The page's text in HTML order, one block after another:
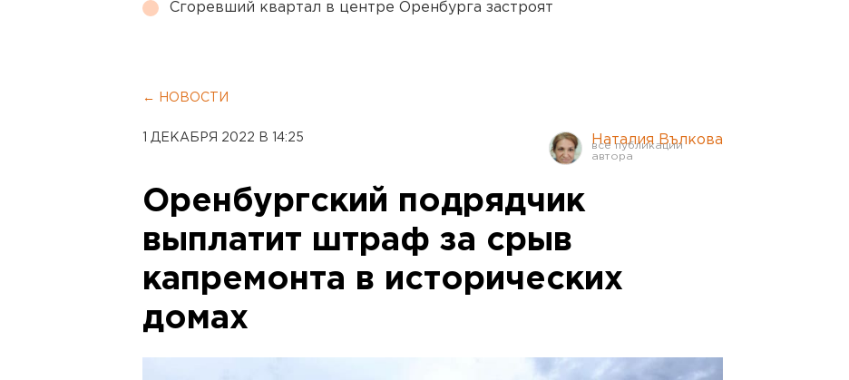
Сгоревший квартал в центре Оренбурга застроят
← НОВОСТИ
1 ДЕКАБРЯ 2022 В 14:25 Наталия Вълкова
Оренбургский подрядчик
выплатит штраф за срыв
капремонта в исторических
домах